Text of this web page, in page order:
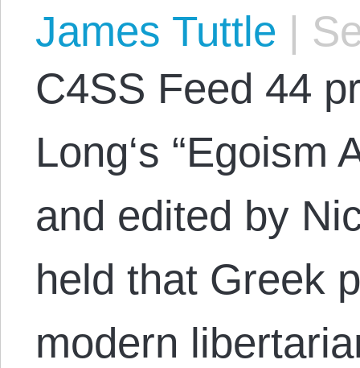
James Tuttle |
C4SS Feed 44
Long‘s “Egoism
and edited by
held that Greek
modern